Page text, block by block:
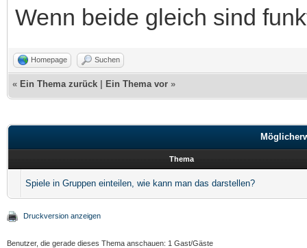
Wenn beide gleich sind
Homepage Suchen
« Ein Thema zurück Ein Thema vor »
Thema
Spiele in Gruppen einteilen, wie kann man das darstellen?
Druckversion anzeigen
Benutzer, die gerade dieses Thema anschauen: 1 Gast/Gäste